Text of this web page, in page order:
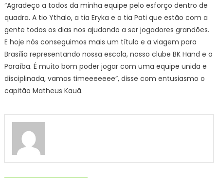
“Agradeço a todos da minha equipe pelo esforço dentro de
quadra. A tio Ythalo, a tia Eryka e a tia Pati que estão com a
gente todos os dias nos ajudando a ser jogadores grandões.
E hoje nós conseguimos mais um título e a viagem para
Brasília representando nossa escola, nosso clube BK Hand e a
Paraíba. É muito bom poder jogar com uma equipe unida e
disciplinada, vamos timeeeeeee”, disse com entusiasmo o
capitão Matheus Kauã.